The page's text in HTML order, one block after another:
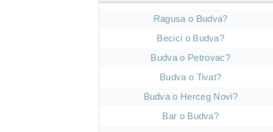
Ragusa o Budva?
Becici o Budva?
Budva o Petrovac?
Budva o Tivat?
Budva o Herceg Novi?
Bar o Budva?